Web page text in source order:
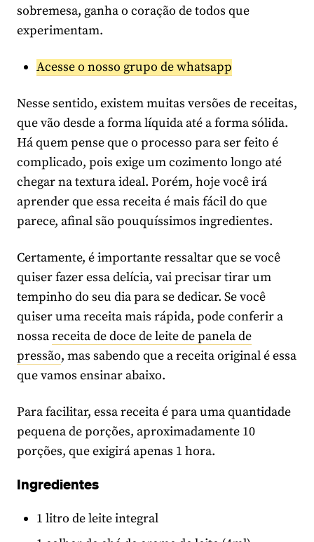
sobremesa, ganha o coração de todos que
experimentam.
Acesse o nosso grupo de whatsapp
Nesse sentido, existem muitas versões de receitas,
que vão desde a forma líquida até a forma sólida.
Há quem pense que o processo para ser feito é
complicado, pois exige um cozimento longo até
chegar na textura ideal. Porém, hoje você irá
aprender que essa receita é mais fácil do que
parece, afinal são pouquíssimos ingredientes.
Certamente, é importante ressaltar que se você
quiser fazer essa delícia, vai precisar tirar um
tempinho do seu dia para se dedicar. Se você
quiser uma receita mais rápida, pode conferir a
nossareceita de doce de leite de panela de
pressão, mas sabendo que a receita original é essa
que vamos ensinar abaixo.
Para facilitar, essa receita é para uma quantidade
pequena de porções, aproximadamente 10
porções, que exigirá apenas 1 hora.
Ingredientes
1 litro de leite integral